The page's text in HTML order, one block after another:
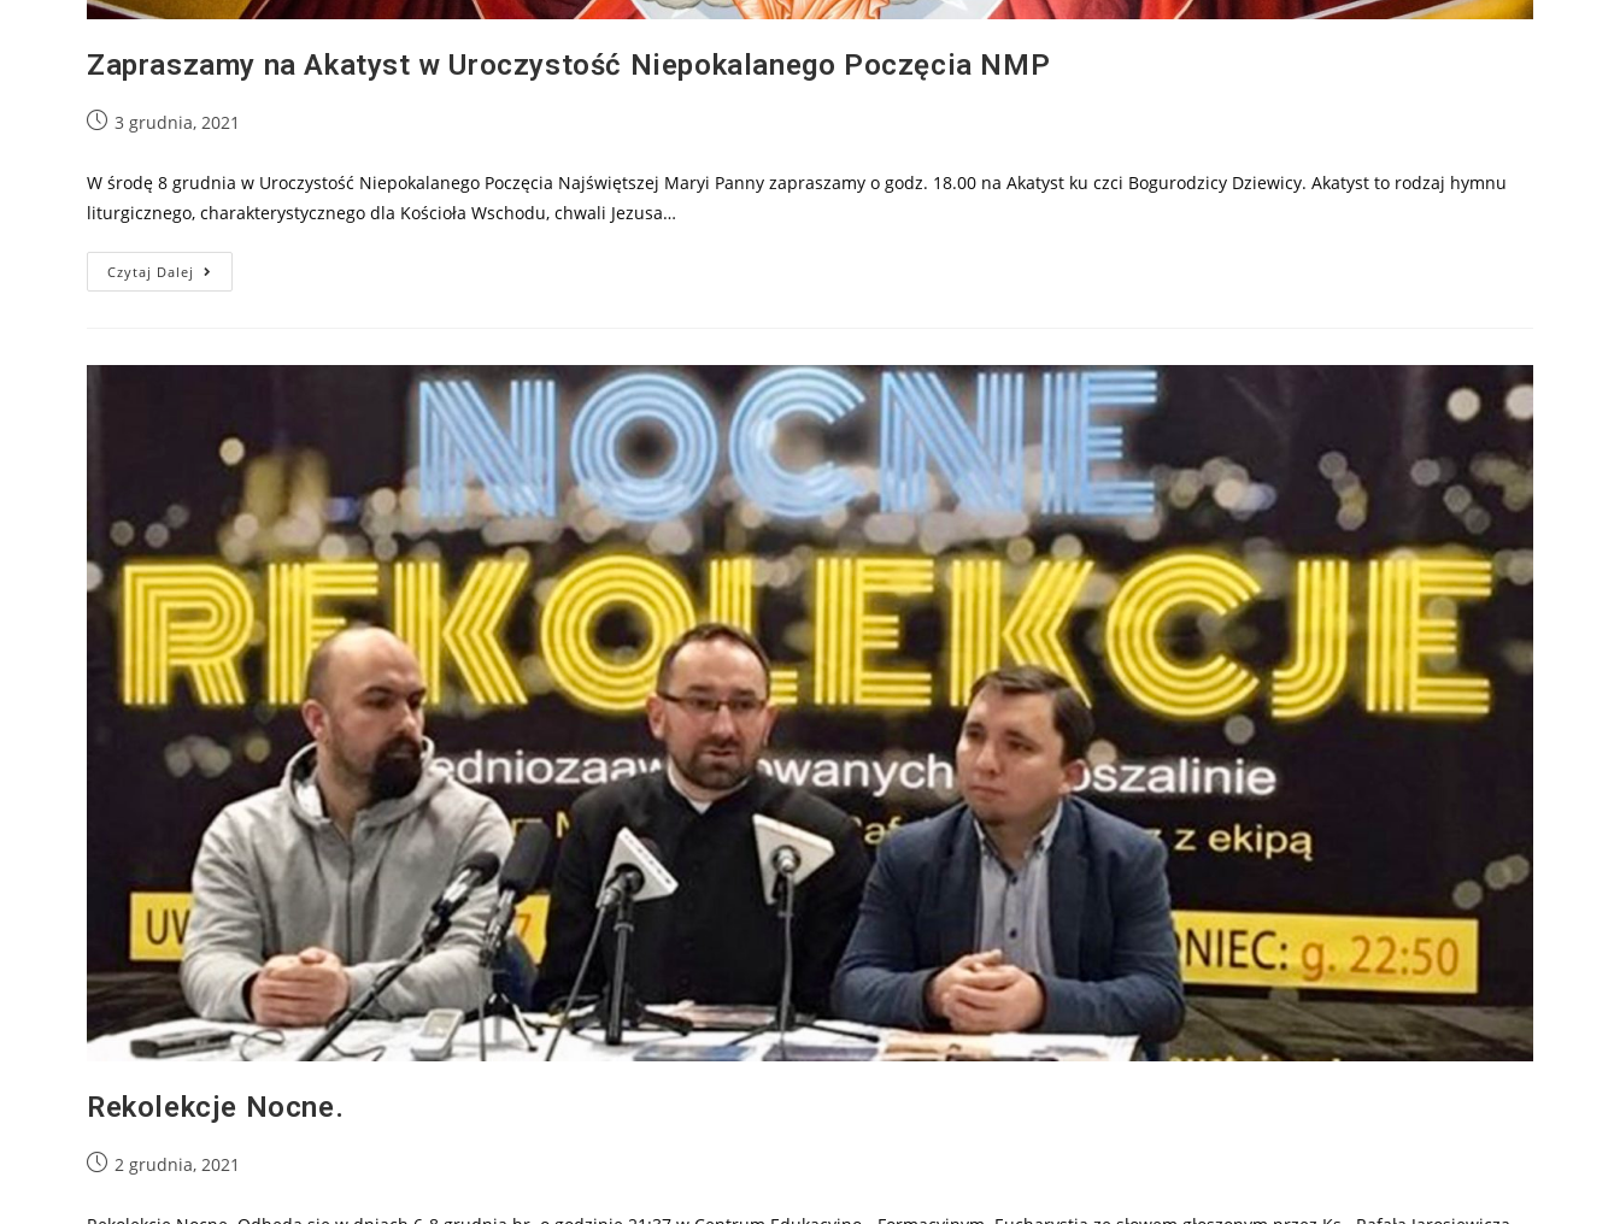
Zapraszamy na Akatyst w Uroczystość Niepokalanego Poczęcia NMP
3 grudnia, 2021
W środę 8 grudnia w Uroczystość Niepokalanego Poczęcia Najświętszej Maryi Panny zapraszamy o godz. 18.00 na Akatyst ku czci Bogurodzicy Dziewicy. Akatyst to rodzaj hymnu
liturgicznego, charakterystycznego dla Kościoła Wschodu, chwali Jezusa…
Czytaj Dalej
Rekolekcje Nocne.
2 grudnia, 2021